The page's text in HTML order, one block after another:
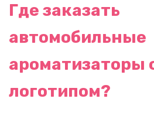
Где заказать
автомобильные
ароматизаторы
логотипом?